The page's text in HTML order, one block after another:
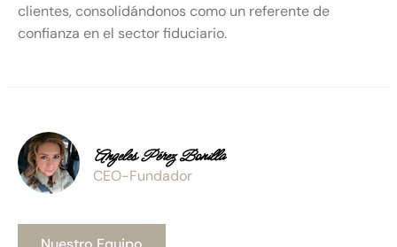
clientes, consolidándonos como un referente de
confianza en el sector fiduciario.
Angeles Pérez Bonilla
CEO-Fundador